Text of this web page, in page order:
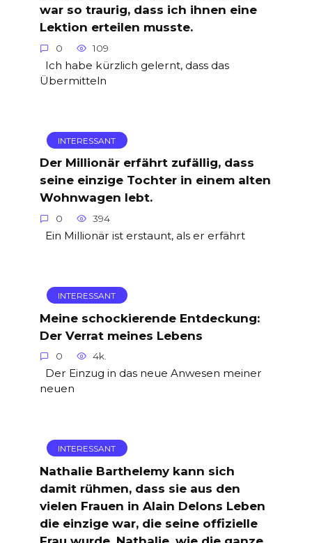
war so traurig, dass ich ihnen eine
Lektion erteilen musste.
0 109
Ich habe kürzlich gelernt, dass das
Übermitteln
INTERESSANT
Der Millionär erfährt zufällig, dass
seine einzige Tochter in einem alten
Wohnwagen lebt.
0 394
Ein Millionär ist erstaunt, als er erfährt
INTERESSANT
Meine schockierende Entdeckung:
Der Verrat meines Lebens
0 4k.
Der Einzug in das neue Anwesen meiner
neuen
INTERESSANT
Nathalie Barthelemy kann sich
damit rühmen, dass sie aus den
vielen Frauen in Alain Delons Leben
die einzige war, die seine offizielle